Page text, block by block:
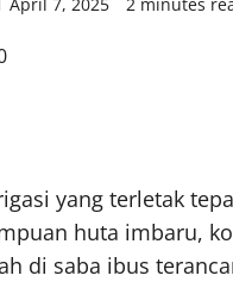
yang terletak
huta imbaru,
di saba ibus